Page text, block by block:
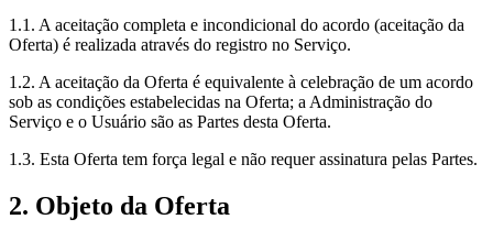
1.1. A aceitação completa e incondicional do acordo (aceitação da
Oferta) é realizada através do registro no Serviço.
1.2. A aceitação da Oferta é equivalente à celebração de um acordo
sob as condições estabelecidas na Oferta; a Administração do
Serviço e o Usuário são as Partes desta Oferta.
1.3. Esta Oferta tem força legal e não requer assinatura pelas Partes.
2. Objeto da Oferta